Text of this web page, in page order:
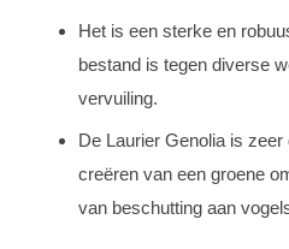
Het is een sterke en
bestand is tegen diverse
vervuiling.
De Laurier Genolia is
creëren van een groene
van beschutting aan